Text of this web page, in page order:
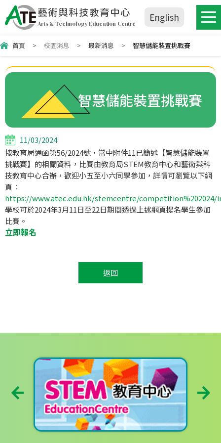
藝術與科技教育中心
Arts & Technology Education Centre
English
首頁 > 校園消息 > 最新消息 > 智慧儲能裝置挑戰賽
智慧儲能裝置挑戰賽
11/03/2024
按教育局通函第56/2024號，當中附件11已簡述【智慧儲能裝置
挑戰賽】的相關資料，比賽由教育局STEM教育中心和藝術與科
技教育中心合辦，歡迎小五至小六同學參加，詳情可瀏覽以下網
頁︰
https://www.atec.edu.hk/stemcentre/competition%202024/
學校可於2024年3月11日至22日期間透過上述網頁提名學生參加
比賽。
立即報名
返回